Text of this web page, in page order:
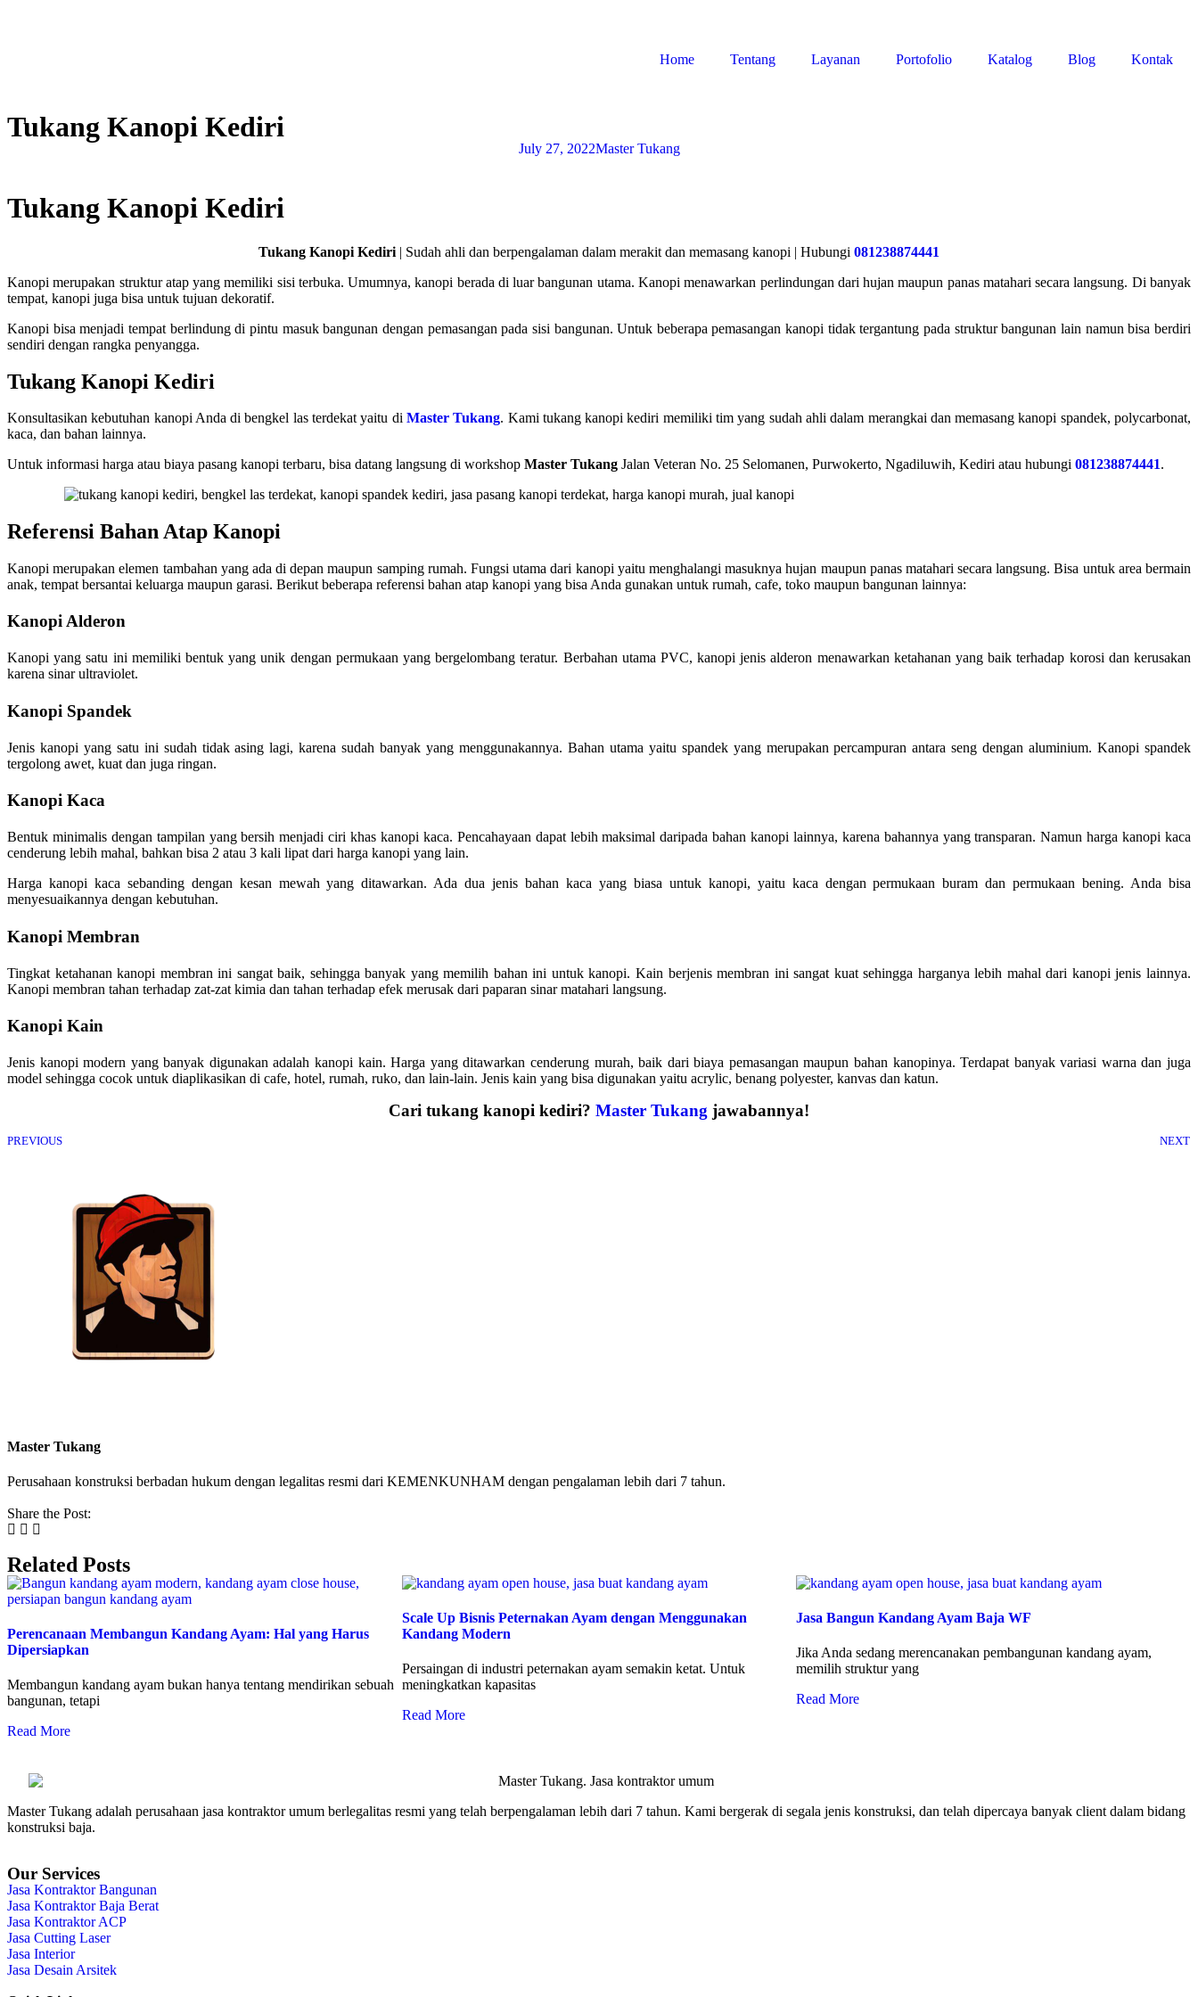
Home Tentang Layanan Portofolio Katalog Blog Kontak
Tukang Kanopi Kediri
July 27, 2022Master Tukang
Tukang Kanopi Kediri
Tukang Kanopi Kediri | Sudah ahli dan berpengalaman dalam merakit dan memasang kanopi | Hubungi 081238874441
Kanopi merupakan struktur atap yang memiliki sisi terbuka. Umumnya, kanopi berada di luar bangunan utama. Kanopi menawarkan perlindungan dari hujan maupun panas matahari secara langsung. Di banyak
tempat, kanopi juga bisa untuk tujuan dekoratif.
Kanopi bisa menjadi tempat berlindung di pintu masuk bangunan dengan pemasangan pada sisi bangunan. Untuk beberapa pemasangan kanopi tidak tergantung pada struktur bangunan lain namun bisa berdiri
sendiri dengan rangka penyangga.
Tukang Kanopi Kediri
Konsultasikan kebutuhan kanopi Anda di bengkel las terdekat yaitu di Master Tukang. Kami tukang kanopi kediri memiliki tim yang sudah ahli dalam merangkai dan memasang kanopi spandek, polycarbonat,
kaca, dan bahan lainnya.
Untuk informasi harga atau biaya pasang kanopi terbaru, bisa datang langsung di workshop Master Tukang Jalan Veteran No. 25 Selomanen, Purwokerto, Ngadiluwih, Kediri atau hubungi 081238874441.
Referensi Bahan Atap Kanopi
Kanopi merupakan elemen tambahan yang ada di depan maupun samping rumah. Fungsi utama dari kanopi yaitu menghalangi masuknya hujan maupun panas matahari secara langsung. Bisa untuk area bermain
anak, tempat bersantai keluarga maupun garasi. Berikut beberapa referensi bahan atap kanopi yang bisa Anda gunakan untuk rumah, cafe, toko maupun bangunan lainnya:
Kanopi Alderon
Kanopi yang satu ini memiliki bentuk yang unik dengan permukaan yang bergelombang teratur. Berbahan utama PVC, kanopi jenis alderon menawarkan ketahanan yang baik terhadap korosi dan kerusakan
karena sinar ultraviolet.
Kanopi Spandek
Jenis kanopi yang satu ini sudah tidak asing lagi, karena sudah banyak yang menggunakannya. Bahan utama yaitu spandek yang merupakan percampuran antara seng dengan aluminium. Kanopi spandek
tergolong awet, kuat dan juga ringan.
Kanopi Kaca
Bentuk minimalis dengan tampilan yang bersih menjadi ciri khas kanopi kaca. Pencahayaan dapat lebih maksimal daripada bahan kanopi lainnya, karena bahannya yang transparan. Namun harga kanopi kaca
cenderung lebih mahal, bahkan bisa 2 atau 3 kali lipat dari harga kanopi yang lain.
Harga kanopi kaca sebanding dengan kesan mewah yang ditawarkan. Ada dua jenis bahan kaca yang biasa untuk kanopi, yaitu kaca dengan permukaan buram dan permukaan bening. Anda bisa
menyesuaikannya dengan kebutuhan.
Kanopi Membran
Tingkat ketahanan kanopi membran ini sangat baik, sehingga banyak yang memilih bahan ini untuk kanopi. Kain berjenis membran ini sangat kuat sehingga harganya lebih mahal dari kanopi jenis lainnya.
Kanopi membran tahan terhadap zat-zat kimia dan tahan terhadap efek merusak dari paparan sinar matahari langsung.
Kanopi Kain
Jenis kanopi modern yang banyak digunakan adalah kanopi kain. Harga yang ditawarkan cenderung murah, baik dari biaya pemasangan maupun bahan kanopinya. Terdapat banyak variasi warna dan juga
model sehingga cocok untuk diaplikasikan di cafe, hotel, rumah, ruko, dan lain-lain. Jenis kain yang bisa digunakan yaitu acrylic, benang polyester, kanvas dan katun.
Cari tukang kanopi kediri? Master Tukang jawabannya!
PREVIOUS NEXT
Master Tukang
Perusahaan konstruksi berbadan hukum dengan legalitas resmi dari KEMENKUNHAM dengan pengalaman lebih dari 7 tahun.
Share the Post:
Related Posts
Perencanaan Membangun Kandang Ayam: Hal yang Harus
Dipersiapkan
Membangun kandang ayam bukan hanya tentang mendirikan sebuah
bangunan, tetapi
Read More
Scale Up Bisnis Peternakan Ayam dengan Menggunakan
Kandang Modern
Persaingan di industri peternakan ayam semakin ketat. Untuk
meningkatkan kapasitas
Read More
Jasa Bangun Kandang Ayam Baja WF
Jika Anda sedang merencanakan pembangunan kandang ayam,
memilih struktur yang
Read More
Master Tukang adalah perusahaan jasa kontraktor umum berlegalitas resmi yang telah berpengalaman lebih dari 7 tahun. Kami bergerak di segala jenis konstruksi, dan telah dipercaya banyak client dalam bidang
konstruksi baja.
Our Services
Jasa Kontraktor Bangunan
Jasa Kontraktor Baja Berat
Jasa Kontraktor ACP
Jasa Cutting Laser
Jasa Interior
Jasa Desain Arsitek